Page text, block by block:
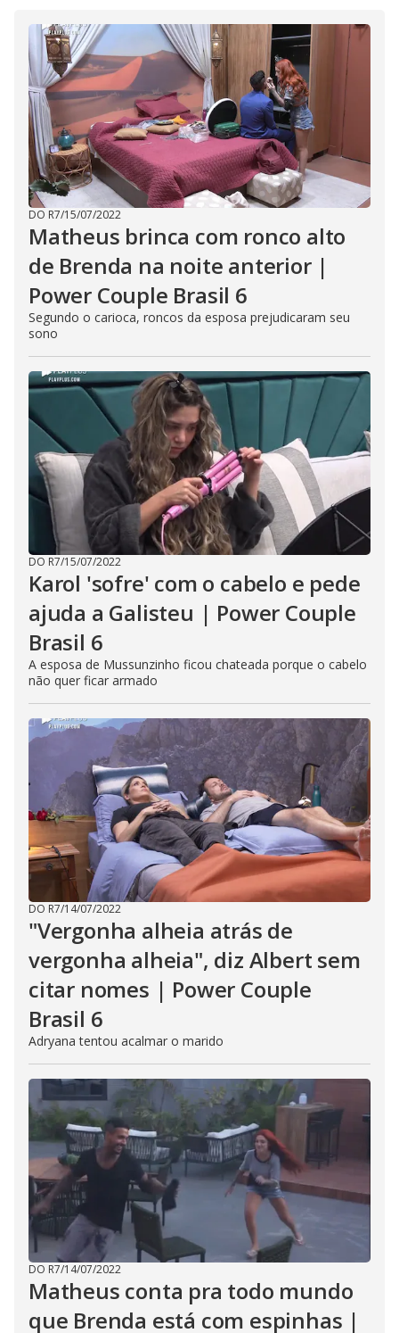
DO R7/15/07/2022
Matheus brinca com ronco alto
de Brenda na noite anterior |
Power Couple Brasil 6
Segundo o carioca, roncos da esposa prejudicaram seu
sono
DO R7/15/07/2022
Karol 'sofre' com o cabelo e pede
ajuda a Galisteu | Power Couple
Brasil 6
A esposa de Mussunzinho ficou chateada porque o cabelo
não quer ficar armado
DO R7/14/07/2022
"Vergonha alheia atrás de
vergonha alheia", diz Albert sem
citar nomes | Power Couple
Brasil 6
Adryana tentou acalmar o marido
DO R7/14/07/2022
Matheus conta pra todo mundo
que Brenda está com espinhas |